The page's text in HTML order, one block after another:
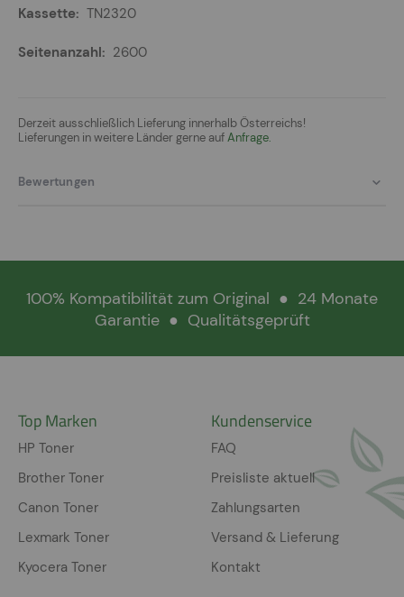
TN2320
2600
Derzeit ausschließlich Lieferung innerhalb Österreichs!
Lieferungen in weitere Länder gerne aufAnfrage.
Bewertungen
100% Kompatibilität zum Original ● 24 Monate
Garantie ● Qualitätsgeprüft
Top Marken
HP Toner
Brother Toner
Canon Toner
Lexmark Toner
Kyocera Toner
Kundenservice
FAQ
Preisliste aktuell
Zahlungsarten
Versand & Lieferung
Kontakt